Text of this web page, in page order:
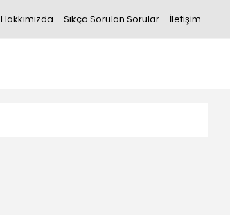
Hakkımızda Sıkça Sorulan Sorular İletişim